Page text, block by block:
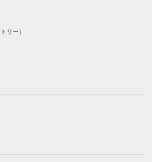
リー）